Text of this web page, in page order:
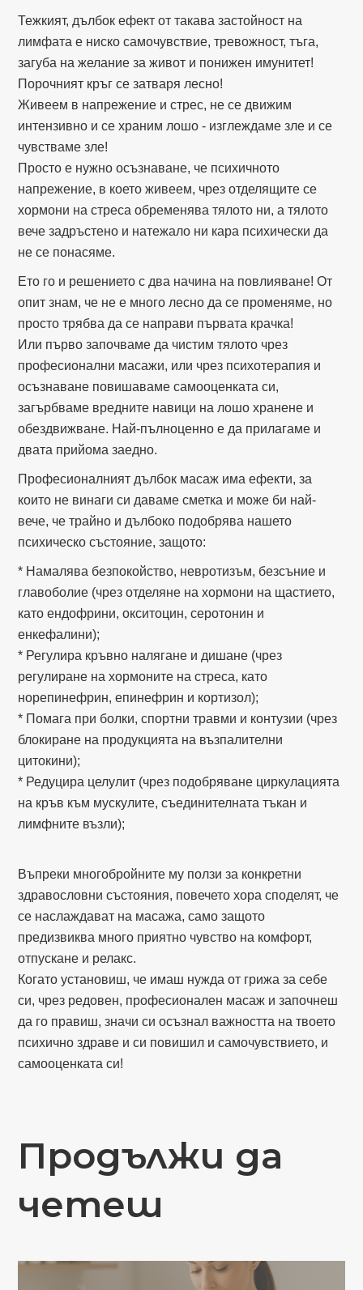
Тежкият, дълбок ефект от такава застойност на
лимфата е ниско самочувствие, тревожност, тъга,
загуба на желание за живот и понижен имунитет!
Порочният кръг се затваря лесно!
Живеем в напрежение и стрес, не се движим
интензивно и се храним лошо - изглеждаме зле и се
чувстваме зле!
Просто е нужно осъзнаване, че психичното
напрежение, в което живеем, чрез отделящите се
хормони на стреса обременява тялото ни, а тялото
вече задръстено и натежало ни кара психически да
не се понасяме.
Ето го и решението с два начина на повлияване! От
опит знам, че не е много лесно да се променяме, но
просто трябва да се направи първата крачка!
Или първо започваме да чистим тялото чрез
професионални масажи, или чрез психотерапия и
осъзнаване повишаваме самооценката си,
загърбваме вредните навици на лошо хранене и
обездвижване. Най-пълноценно е да прилагаме и
двата прийома заедно.
Професионалният дълбок масаж има ефекти, за
които не винаги си даваме сметка и може би най-
вече, че трайно и дълбоко подобрява нашето
психическо състояние, защото:
* Намалява безпокойство, невротизъм, безсъние и
главоболие (чрез отделяне на хормони на щастието,
като ендофрини, окситоцин, серотонин и
енкефалини);
* Регулира кръвно налягане и дишане (чрез
регулиране на хормоните на стреса, като
норепинефрин, епинефрин и кортизол);
* Помага при болки, спортни травми и контузии (чрез
блокиране на продукцията на възпалителни
цитокини);
* Редуцира целулит (чрез подобряване циркулацията
на кръв към мускулите, съединителната тъкан и
лимфните възли);
Въпреки многобройните му ползи за конкретни
здравословни състояния, повечето хора споделят, че
се наслаждават на масажа, само защото
предизвиква много приятно чувство на комфорт,
отпускане и релакс.
Когато установиш, че имаш нужда от грижа за себе
си, чрез редовен, професионален масаж и започнеш
да го правиш, значи си осъзнал важността на твоето
психично здраве и си повишил и самочувствието, и
самооценката си!
Продължи да
четеш